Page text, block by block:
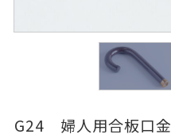
G24 婦人用合板口